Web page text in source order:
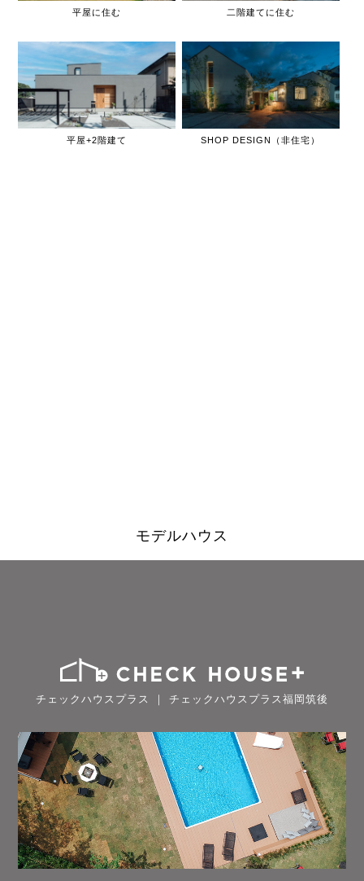
平屋に住む 二階建てに住む
平屋+2階建て SHOP DESIGN（非住宅）
モデルハウス
チェックハウスプラス ｜ チェックハウスプラス福岡筑後